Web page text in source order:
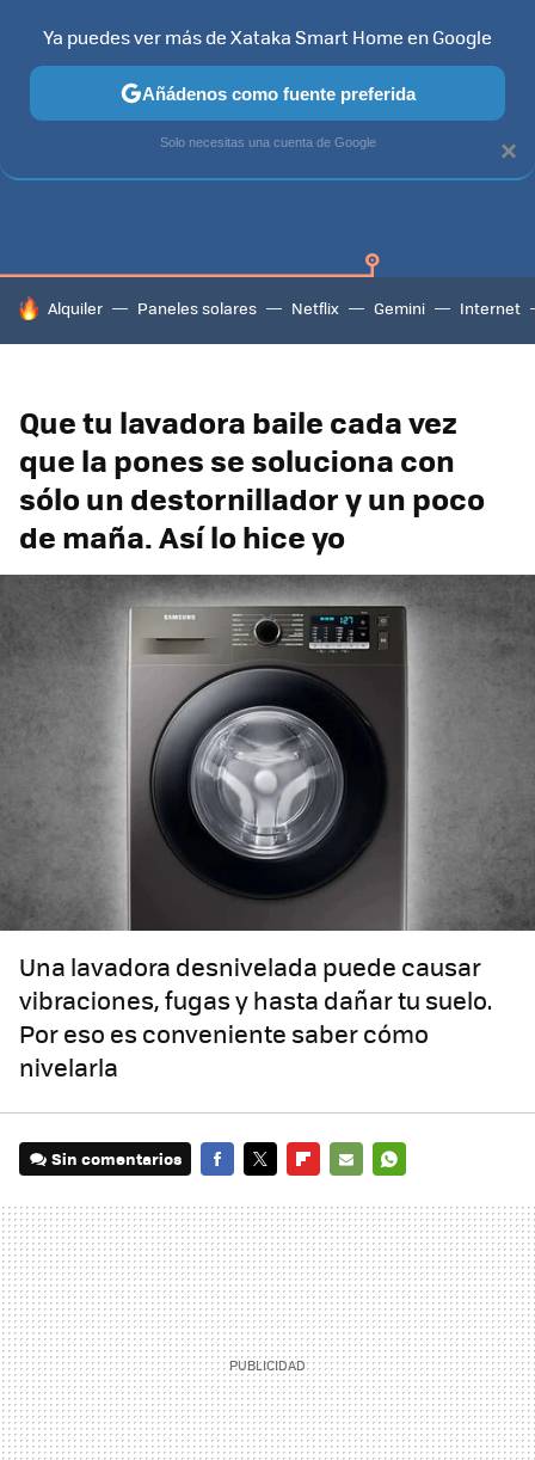
SAMSUNG SMART TV TIZEN SAMSUNG
HOY SE HABLA DE
Alquiler Paneles solares Netflix Gemini Internet
Que tu lavadora baile cada vez
que la pones se soluciona con
sólo un destornillador y un poco
de maña. Así lo hice yo
Una lavadora desnivelada puede causar
vibraciones, fugas y hasta dañar tu suelo.
Por eso es conveniente saber cómo
nivelarla
Sin comentarios
MAIL
×
Ya puedes ver más de Xataka Smart Home en Google
Añádenos como fuente preferida
Solo necesitas una cuenta de Google